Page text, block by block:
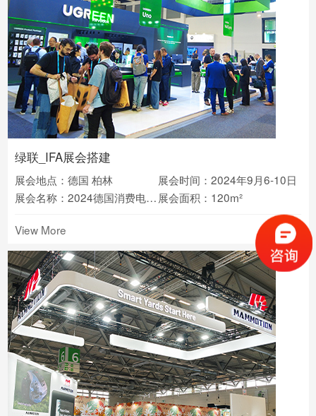
绿联_IFA展会搭建
展会地点：德国 柏林
展会时间：2024年9月6-10日
展会名称：2024德国消费电子展IFA 展会面积：120m²
View More